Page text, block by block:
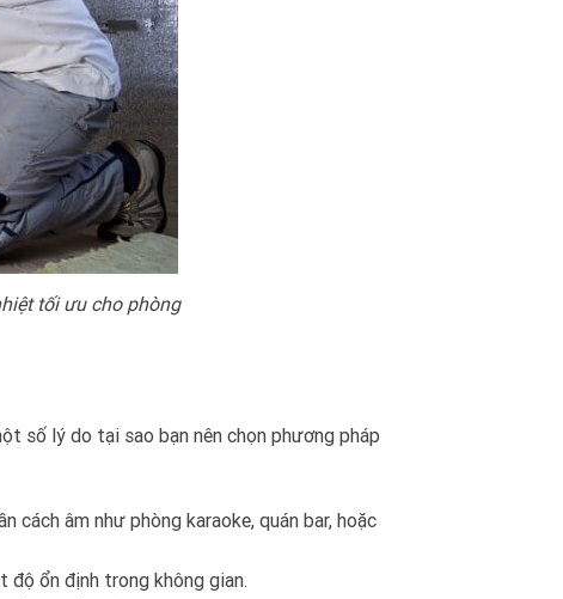
tối ưu cho phòng
số lý do tại sao bạn nên chọn phương pháp
cách âm như phòng karaoke, quán bar, hoặc
độ ổn định trong không gian.